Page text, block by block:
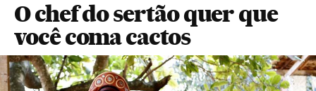
O chef do sertão quer que
você coma cactos